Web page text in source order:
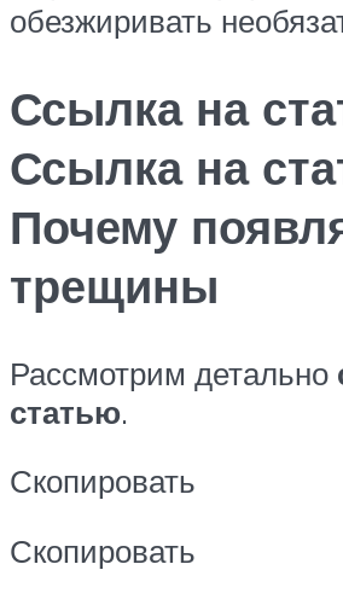
обезжиривать
Ссылка на
Ссылка на
Почему
трещины
Рассмотрим детально
статью.
Скопировать
Скопировать